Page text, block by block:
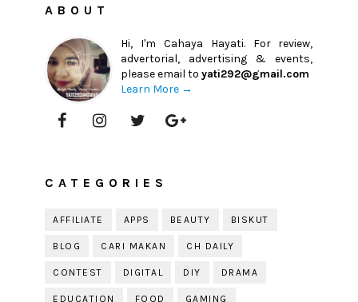
ABOUT
Hi, I'm Cahaya Hayati. For review,
advertorial, advertising & events,
please email toyati292@gmail.com
Learn More →
CATEGORIES
AFFILIATE APPS BEAUTY BISKUT
BLOG CARI MAKAN CH DAILY
CONTEST DIGITAL DIY DRAMA
EDUCATION FOOD GAMING